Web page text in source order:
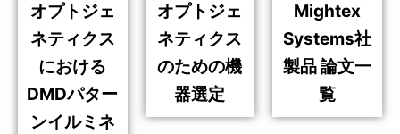
オプトジェ
ネティクス
における
DMDパター
ンイルミネ
オプトジェ
ネティクス
のための機
器選定
Mightex
Systems社
製品 論文一
覧